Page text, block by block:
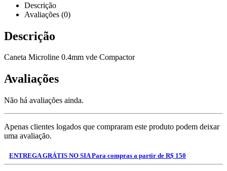
Descrição
Avaliações (0)
Descrição
Caneta Microline 0.4mm vde Compactor
Avaliações
Não há avaliações ainda.
Apenas clientes logados que compraram este produto podem deixar
uma avaliação.
ENTREGA GRÁTIS NO SIA Para compras a partir de R$ 150